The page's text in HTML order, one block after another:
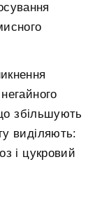
збільшують
виділяють:
і цукровий